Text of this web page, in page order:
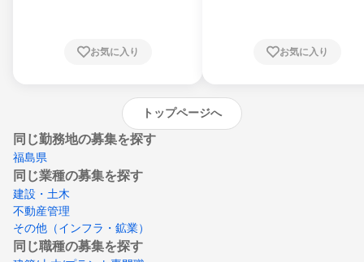
崎県、熊本県、大分県、宮崎県、鹿児島県、
お気に入り お気に入り
トップページへ
同じ勤務地の募集を探す
福島県
同じ業種の募集を探す
建設・土木
不動産管理
その他（インフラ・鉱業）
同じ職種の募集を探す